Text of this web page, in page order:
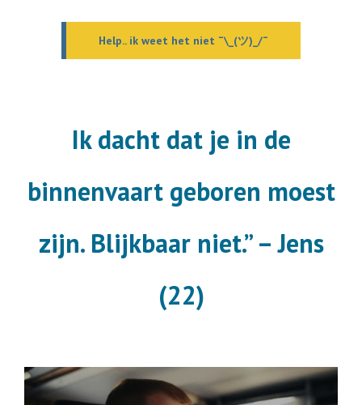
Help.. ik weet het niet ¯\_(ツ)_/¯
Ik dacht dat je in de
binnenvaart geboren moest
zijn. Blijkbaar niet.” – Jens
(22)